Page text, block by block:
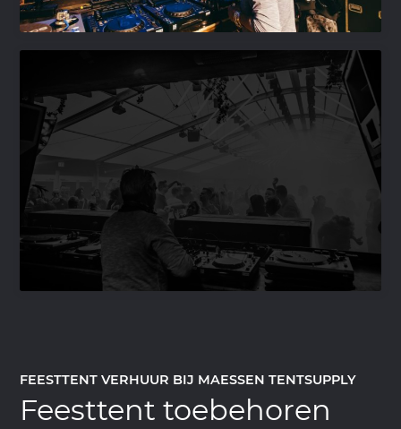
FEESTTENT VERHUUR BIJ MAESSEN TENTSUPPLY
Feesttent toebehoren